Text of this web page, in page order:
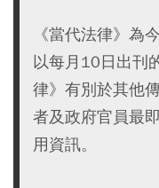
《當代法律》為
以每月10日出刊
律》有別於其他
者及政府官員最
用資訊。